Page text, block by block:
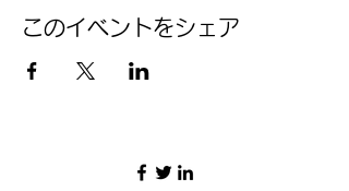
このイベントをシェア